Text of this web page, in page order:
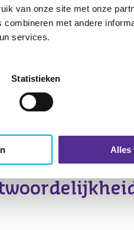
van onze site met onze
met andere
services.
Statistieken
Alles
voor de
is wel verplicht.
belangrijkste